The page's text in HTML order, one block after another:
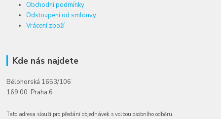
Obchodní podmínky
Odstoupení od smlouvy
Vrácení zboží
Kde nás najdete
Bělohorská 1653/106
169 00 Praha 6
Tato adresa slouží pro předání objednávek s volbou osobního odběru.